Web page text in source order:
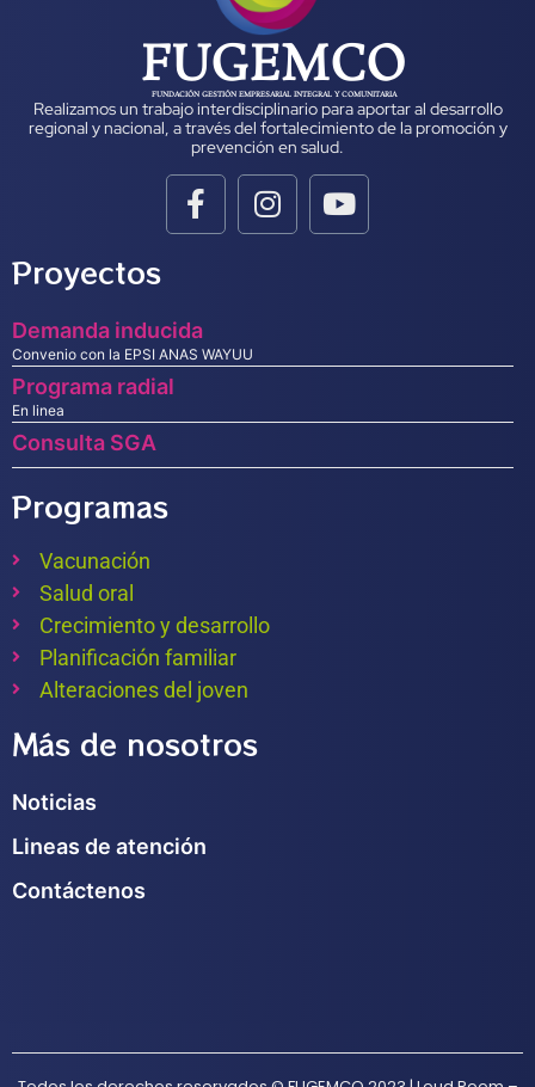
FUGEMCO
FUNDACIÓN GESTIÓN EMPRESARIAL INTEGRAL Y COMUNITARIA
Realizamos un trabajo interdisciplinario para aportar al desarrollo
regional y nacional, a través del fortalecimiento de la promoción y
prevención en salud.
Proyectos
Demanda inducida
Convenio con la EPSI ANAS WAYUU
Programa radial
En linea
Consulta SGA
Programas
Vacunación
Salud oral
Crecimiento y desarrollo
Planificación familiar
Alteraciones del joven
Más de nosotros
Noticias
Lineas de atención
Contáctenos